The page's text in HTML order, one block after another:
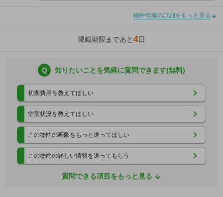
物件情報の詳細をもっと見る
掲載期限まであと4日
Q 知りたいことを気軽に質問できます(無料)
初期費用を教えてほしい
空室状況を教えてほしい
この物件の画像をもっと送ってほしい
この物件の詳しい情報を送ってもらう
質問できる項目をもっと見る